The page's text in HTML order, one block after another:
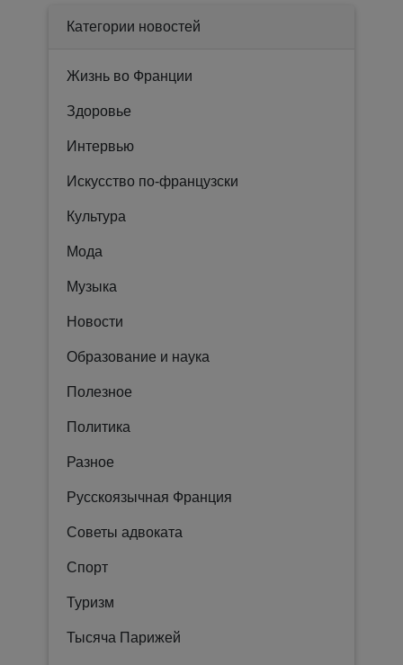
Категории новостей
Жизнь во Франции
Здоровье
Интервью
Искусство по-французски
Культура
Мода
Музыка
Новости
Образование и наука
Полезное
Политика
Разное
Русскоязычная Франция
Советы адвоката
Спорт
Туризм
Тысяча Парижей